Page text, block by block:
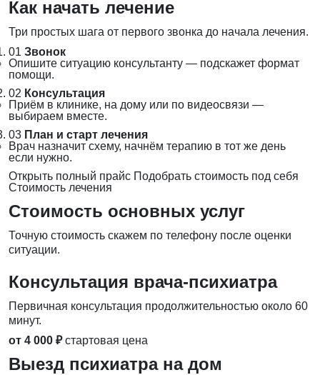
Как начать лечение
Три простых шага от первого звонка до начала лечения.
01 Звонок
Опишите ситуацию консультанту — подскажет формат
помощи.
02 Консультация
Приём в клинике, на дому или по видеосвязи —
выбираем вместе.
03 План и старт лечения
Врач назначит схему, начнём терапию в тот же день
если нужно.
Открыть полный прайс Подобрать стоимость под себя
Стоимость лечения
Стоимость основных услуг
Точную стоимость скажем по телефону после оценки
ситуации.
Консультация врача-психиатра
Первичная консультация продолжительностью около 60
минут.
от 4 000 ₽ стартовая цена
Выезд психиатра на дом